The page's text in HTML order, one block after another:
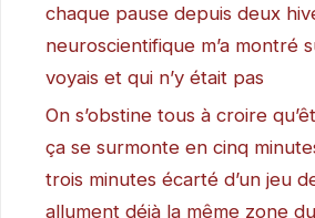
chaque pause depuis deux
neuroscientifique m’a montré
voyais et qui n’y était pas
On s’obstine tous à croire
ça se surmonte en cinq
trois minutes écarté d’un jeu
allument déjà la même zone